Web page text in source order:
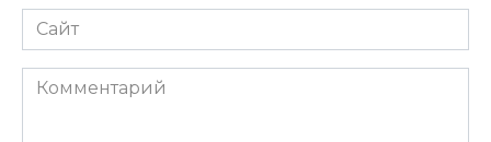
Сайт
Комментарий